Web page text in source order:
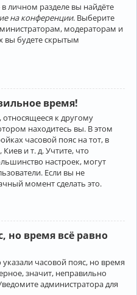
личном разделе вы найдёте
на конференции. Выберите
модераторам и
вы будете скрытым
время!
к другому
находитесь вы. В этом
часовой пояс на тот, в
и т. д. Учтите, что
настроек, могут
Если вы не
момент сделать это.
но время всё равно
часовой пояс, но время
значит, неправильно
администратора для